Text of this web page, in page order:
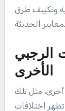
وتكييف طرق
الرجبي
الأخرى
أخرى، مثل تلك
تظهر اختلافات